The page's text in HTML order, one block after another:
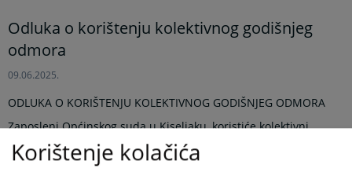
Odluka o korištenju kolektivnog godišnjeg
odmora
09.06.2025.
ODLUKA O KORIŠTENJU KOLEKTIVNOG GODIŠNJEG ODMORA
Zaposleni Općinskog suda u Kiseljaku, koristiće kolektivni
godišnji odmor u periodu od 14.07.2025. godine do 15.08.2025.
godine.
Korištenje kolačića